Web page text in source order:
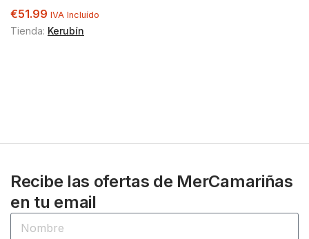
€51.99 IVA Incluído
Tienda: Kerubín
Recibe las ofertas de MerCamariñas
en tu email